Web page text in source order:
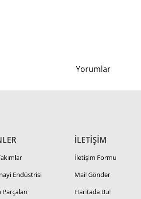
Yorumlar
Endüstrisi
Parçaları
İLETİŞİM
İletişim Formu
Mail Gönder
Haritada Bul